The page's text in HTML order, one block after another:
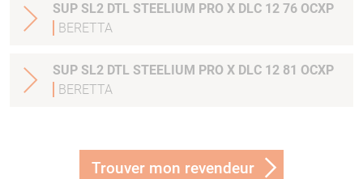
SUP SL2 DTL STEELIUM PRO X DLC 12 76 OCXP
BERETTA
SUP SL2 DTL STEELIUM PRO X DLC 12 81 OCXP
BERETTA
Trouver mon revendeur